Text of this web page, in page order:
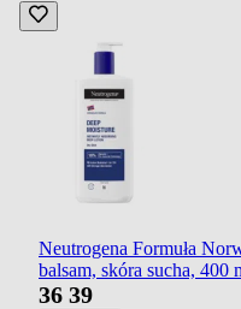
Neutrogena Formuła
balsam, skóra sucha, 400
36 39